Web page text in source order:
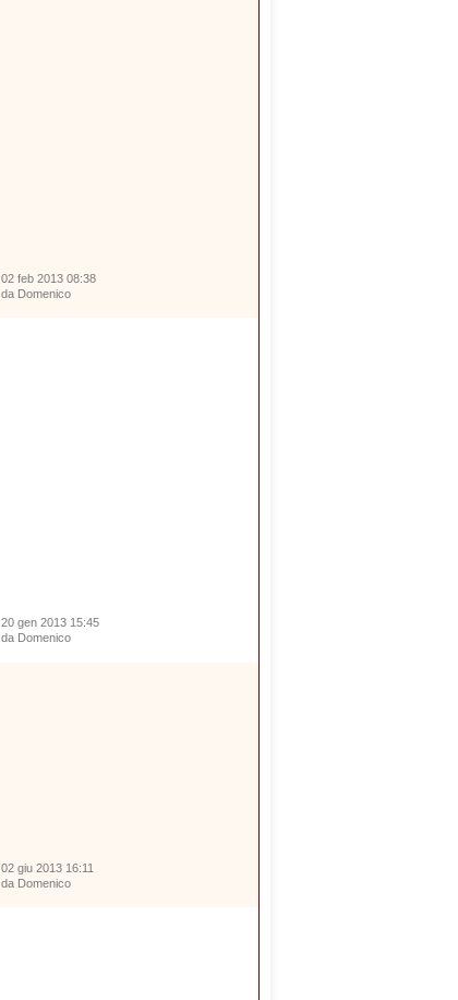
02 feb 2013 08:38
da Domenico
20 gen 2013 15:45
da Domenico
02 giu 2013 16:11
da Domenico